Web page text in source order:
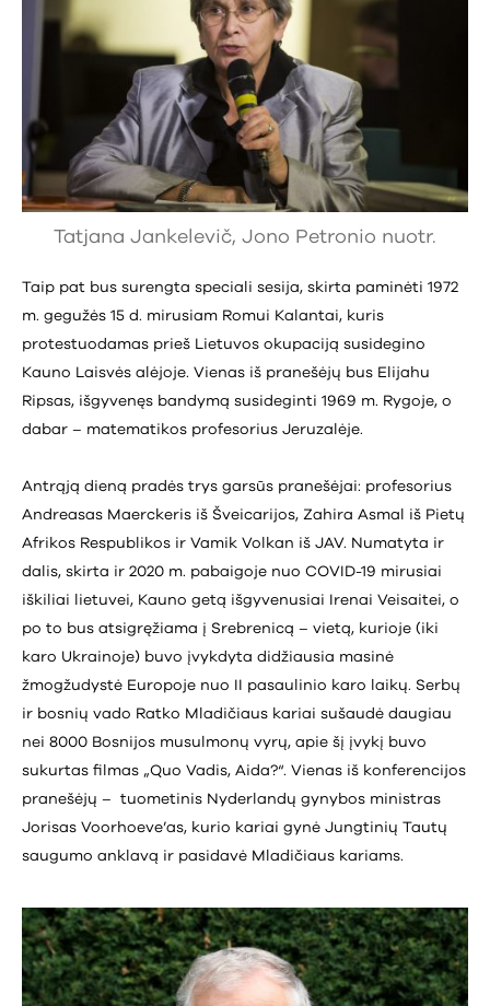
Tatjana Jankelevič, Jono Petronio nuotr.
Taip pat bus surengta speciali sesija, skirta paminėti 1972
m. gegužės 15 d. mirusiam Romui Kalantai, kuris
protestuodamas prieš Lietuvos okupaciją susidegino
Kauno Laisvės alėjoje. Vienas iš pranešėjų bus Elijahu
Ripsas, išgyvenęs bandymą susideginti 1969 m. Rygoje, o
dabar – matematikos profesorius Jeruzalėje.
Antrąją dieną pradės trys garsūs pranešėjai: profesorius
Andreasas Maerckeris iš Šveicarijos, Zahira Asmal iš Pietų
Afrikos Respublikos ir Vamik Volkan iš JAV. Numatyta ir
dalis, skirta ir 2020 m. pabaigoje nuo COVID-19 mirusiai
iškiliai lietuvei, Kauno getą išgyvenusiai Irenai Veisaitei, o
po to bus atsigręžiama į Srebrenicą – vietą, kurioje (iki
karo Ukrainoje) buvo įvykdyta didžiausia masinė
žmogžudystė Europoje nuo II pasaulinio karo laikų. Serbų
ir bosnių vado Ratko Mladičiaus kariai sušaudė daugiau
nei 8000 Bosnijos musulmonų vyrų, apie šį įvykį buvo
sukurtas filmas „Quo Vadis, Aida?“. Vienas iš konferencijos
pranešėjų – tuometinis Nyderlandų gynybos ministras
Jorisas Voorhoeve’as, kurio kariai gynė Jungtinių Tautų
saugumo anklavą ir pasidavė Mladičiaus kariams.